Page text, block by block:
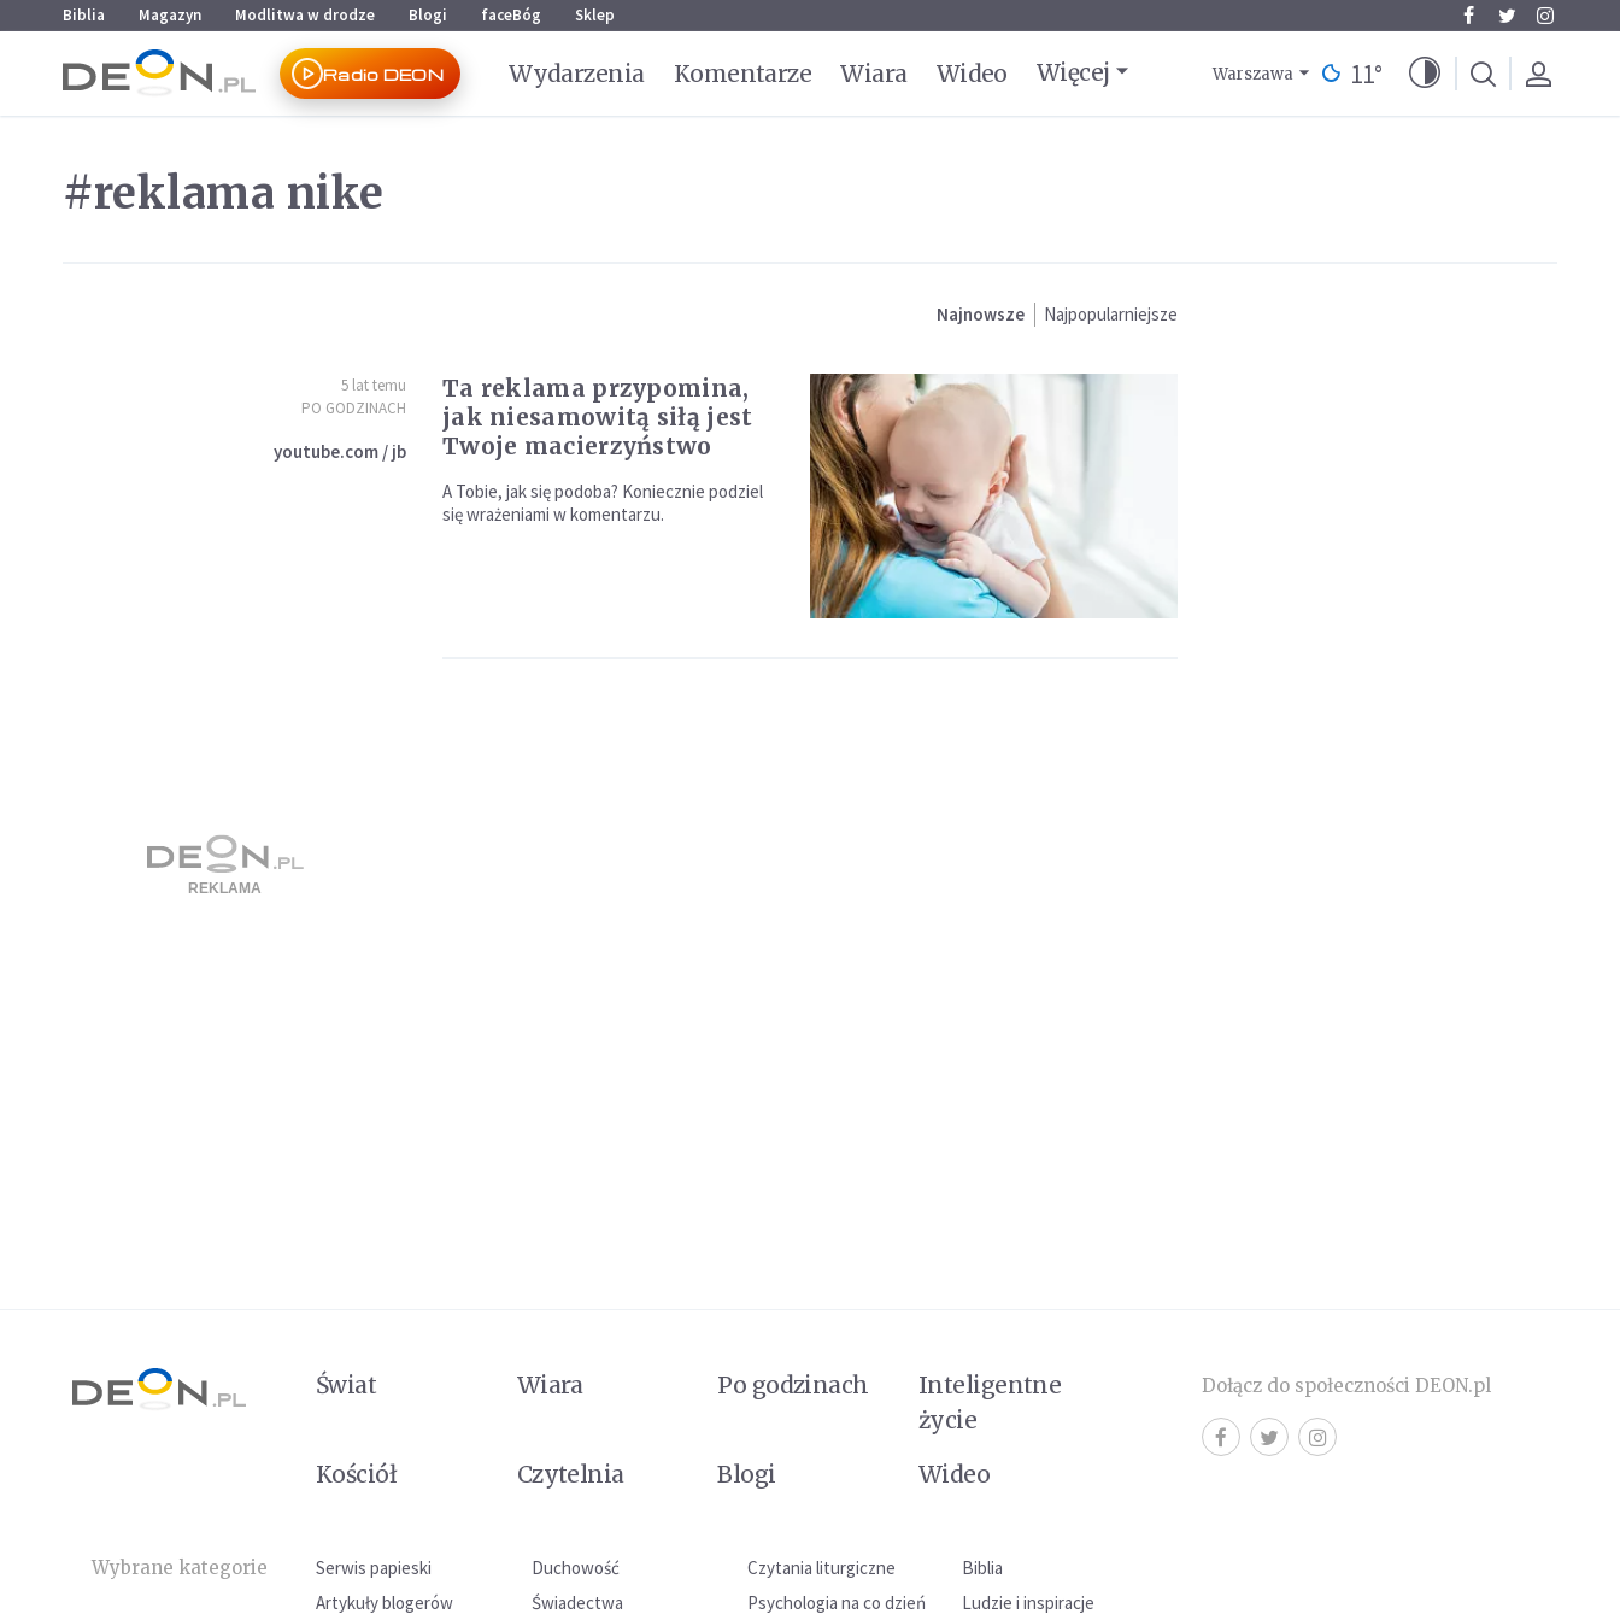
Przejdź do menu głównego
Przejdź do treści
Biblia Magazyn Modlitwa w drodze Blogi faceBóg Sklep
Radio DEON Wydarzenia Komentarze Wiara Wideo Więcej Warszawa 11°
#reklama nike
Najnowsze Najpopularniejsze
5 lat temu
PO GODZINACH
youtube.com / jb
Ta reklama przypomina,
jak niesamowitą siłą jest
Twoje macierzyństwo
A Tobie, jak się podoba? Koniecznie podziel
się wrażeniami w komentarzu.
Świat Wiara Po godzinach
Inteligentne
życie
Kościół
Czytelnia Blogi Wideo
Wybrane kategorie Serwis papieski Duchowość Czytania liturgiczne
Biblia
Artykuły blogerów
Świadectwa Psychologia na co dzień Ludzie i inspiracje
Dołącz do społeczności DEON.pl